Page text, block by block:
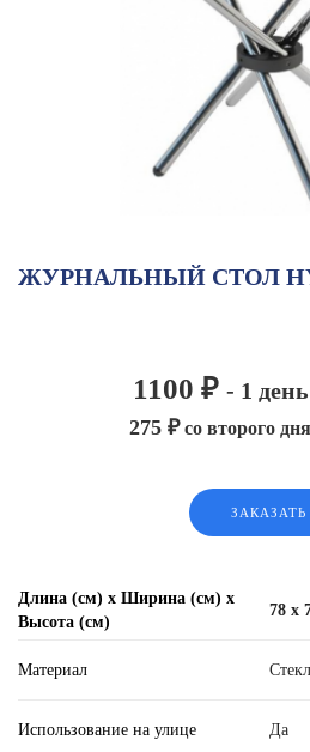
ЖУРНАЛЬНЫЙ СТОЛ
1100 ₽ - 1 день
275 ₽со второго дня
ЗАКАЗАТЬ
Длина (см) х Ширина (см) х
Высота (см)
78 x
Материал
Использование на улице Да